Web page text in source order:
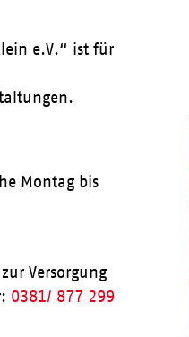
e.V.“ ist für
Montag bis
Versorgung
0381/ 877 299